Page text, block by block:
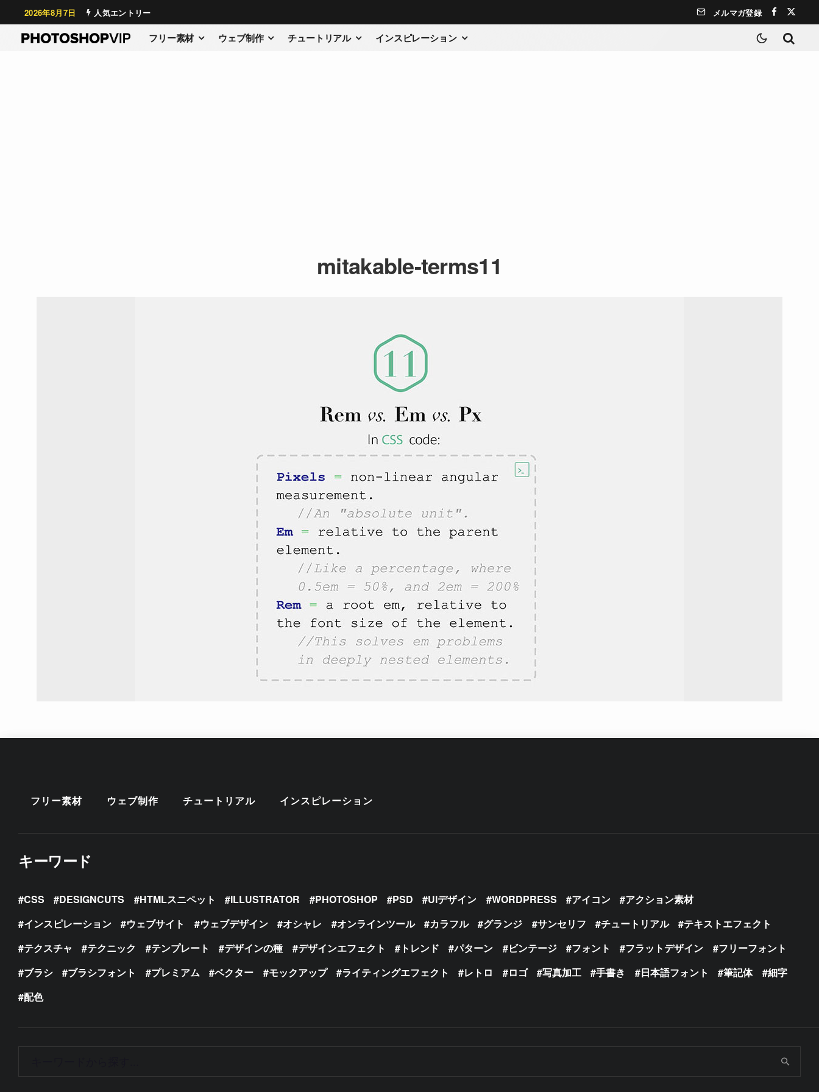
2026年8月7日 人気エントリー メルマガ登録
フリー素材 ウェブ制作 チュートリアル インスピレーション
mitakable-terms11
フリー素材 ウェブ制作 チュートリアル インスピレーション
キーワード
CSS DESIGNCUTS HTMLスニペット ILLUSTRATOR PHOTOSHOP PSD UIデザイン WORDPRESS アイコン
アクション素材
インスピレーション
ウェブサイト ウェブデザイン オシャレ オンラインツール カラフル グランジ サンセリフ チュートリアル
テキストエフェクト
テクスチャ
テクニック テンプレート デザインの種 デザインエフェクト トレンド パターン ビンテージ フォント フラットデザイン
フリーフォント
ブラシ
ブラシフォント プレミアム ベクター モックアップ ライティングエフェクト レトロ ロゴ 写真加工 手書き 日本語フォント 筆記体
細字
配色